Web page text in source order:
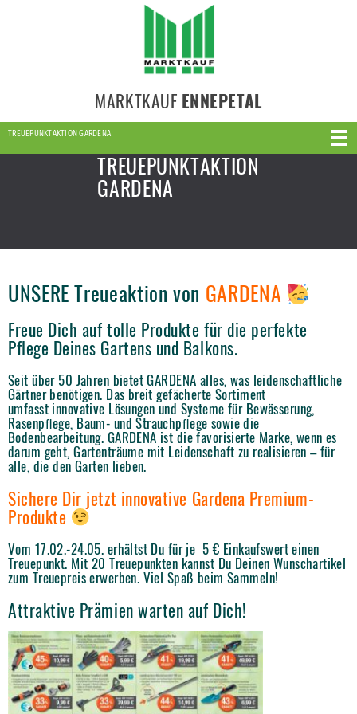
MARKTKAUF ENNEPETAL
TREUEPUNKTAKTION GARDENA
TREUEPUNKTAKTION
GARDENA
UNSERE Treueaktion von GARDENA
Freue Dich auf tolle Produkte für die perfekte
Pflege Deines Gartens und Balkons.
Seit über 50 Jahren bietet GARDENA alles, was leidenschaftliche
Gärtner benötigen. Das breit gefächerte Sortiment
umfasst innovative Lösungen und Systeme für Bewässerung,
Rasenpﬂege, Baum- und Strauchpﬂege sowie die
Bodenbearbeitung. GARDENA ist die favorisierte Marke, wenn es
darum geht, Gartenträume mit Leidenschaft zu realisieren – für
alle, die den Garten lieben.
Sichere Dir jetzt innovative Gardena Premium-
Produkte
Vom 17.02.-24.05. erhältst Du für je 5 € Einkaufswert einen
Treuepunkt. Mit 20 Treuepunkten kannst Du Deinen Wunschartikel
zum Treuepreis erwerben. Viel Spaß beim Sammeln!
Attraktive Prämien warten auf Dich!